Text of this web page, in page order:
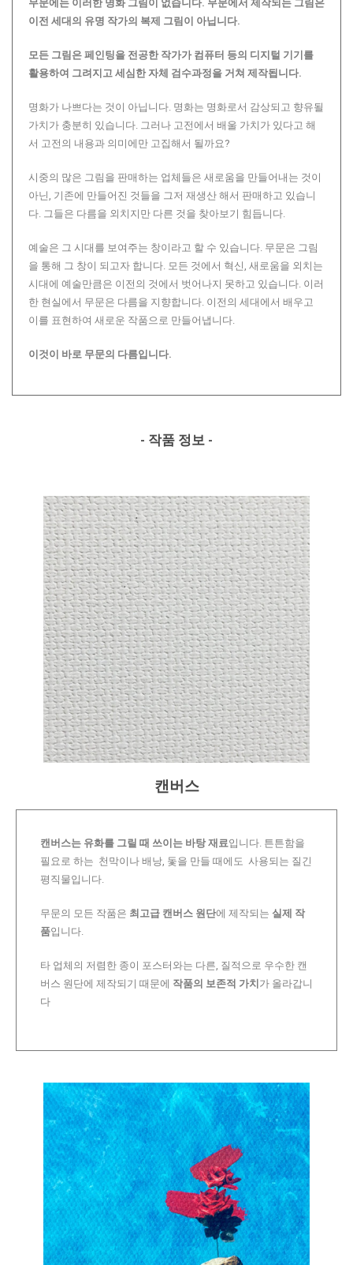
무문에는 이러한 명화 그림이 없습니다. 무문에서 제작되는 그림은
이전 세대의 유명 작가의 복제 그림이 아닙니다.
모든 그림은 페인팅을 전공한 작가가 컴퓨터 등의 디지털 기기를
활용하여 그려지고 세심한 자체 검수과정을 거쳐 제작됩니다.
명화가 나쁘다는 것이 아닙니다. 명화는 명화로서 감상되고 향유될
가치가 충분히 있습니다. 그러나 고전에서 배울 가치가 있다고 해
서 고전의 내용과 의미에만 고집해서 될까요?
시중의 많은 그림을 판매하는 업체들은 새로움을 만들어내는 것이
아닌, 기존에 만들어진 것들을 그저 재생산 해서 판매하고 있습니
다. 그들은 다름을 외치지만 다른 것을 찾아보기 힘듭니다.
예술은 그 시대를 보여주는 창이라고 할 수 있습니다. 무문은 그림
을 통해 그 창이 되고자 합니다. 모든 것에서 혁신, 새로움을 외치는
시대에 예술만큼은 이전의 것에서 벗어나지 못하고 있습니다. 이러
한 현실에서 무문은 다름을 지향합니다. 이전의 세대에서 배우고
이를 표현하여 새로운 작품으로 만들어냅니다.
이것이 바로 무문의 다름입니다.
- 작품 정보 -
캔버스
캔버스는 유화를 그릴 때 쓰이는 바탕 재료입니다. 튼튼함을
필요로 하는 천막이나 배낭, 돛을 만들 때에도 사용되는 질긴
평직물입니다.
무문의 모든 작품은 최고급 캔버스 원단에 제작되는 실제 작
품입니다.
타 업체의 저렴한 종이 포스터와는 다른, 질적으로 우수한 캔
버스 원단에 제작되기 때문에 작품의 보존적 가치 가 올라갑니
다